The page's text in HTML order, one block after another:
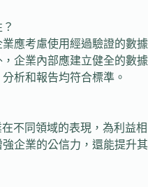
應考慮使用經過驗證的數據
企業內部應建立健全的數據
析和報告均符合標準。
不同領域的表現，為利益相
企業的公信力，還能提升其